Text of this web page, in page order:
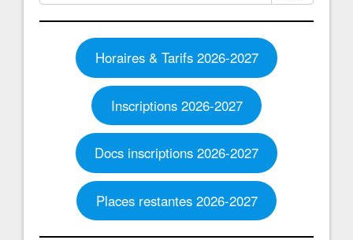
Horaires & Tarifs 2026-2027
Inscriptions 2026-2027
Docs inscriptions 2026-2027
Places restantes 2026-2027